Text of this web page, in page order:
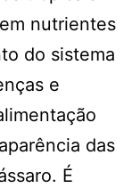
nutrientes
do sistema
e
das
É